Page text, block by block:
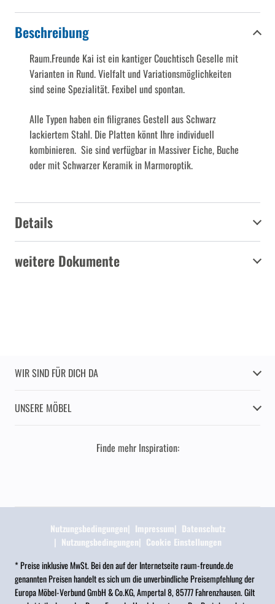
Beschreibung
Raum.Freunde Kai ist ein kantiger Couchtisch Geselle mit
Varianten in Rund. Vielfalt und Variationsmöglichkeiten
sind seine Spezialität. Fexibel und spontan.
Alle Typen haben ein filigranes Gestell aus Schwarz
lackiertem Stahl. Die Platten könnt Ihre individuell
kombinieren. Sie sind verfügbar in Massiver Eiche, Buche
oder mit Schwarzer Keramik in Marmoroptik.
Details
weitere Dokumente
WIR SIND FÜR DICH DA
UNSERE MÖBEL
Finde mehr Inspiration:
Nutzungsbedingungen Impressum
Datenschutz
Nutzungsbedingungen
Cookie Einstellungen
* Preise inklusive MwSt. Bei den auf der Internetseite raum-freunde.de
genannten Preisen handelt es sich um die unverbindliche Preisempfehlung der
Europa Möbel-Verbund GmbH & Co.KG, Ampertal 8, 85777 Fahrenzhausen. Gilt